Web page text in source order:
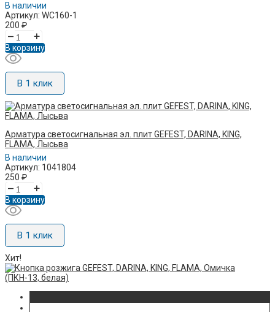
В наличии
Артикул: WC160-1
200 ₽
– +
В корзину
В 1 клик
Арматура светосигнальная эл. плит GEFEST, DARINA, KING,
FLAMA, Лысьва
В наличии
Артикул: 1041804
250 ₽
– +
В корзину
В 1 клик
Хит!